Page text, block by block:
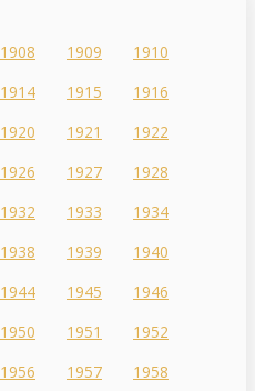
1908 1909
1910
1914 1915
1916
1920 1921
1922
1926 1927
1928
1932 1933
1934
1938 1939
1940
1944 1945
1946
1950 1951
1952
1956 1957
1958